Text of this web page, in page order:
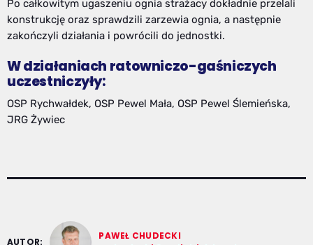
Po całkowitym ugaszeniu ognia strażacy dokładnie przelali
konstrukcję oraz sprawdzili zarzewia ognia, a następnie
zakończyli działania i powrócili do jednostki.
W działaniach ratowniczo-gaśniczych
uczestniczyły:
OSP Rychwałdek, OSP Pewel Mała, OSP Pewel Ślemieńska,
JRG Żywiec
AUTOR:
PAWEŁ CHUDECKI